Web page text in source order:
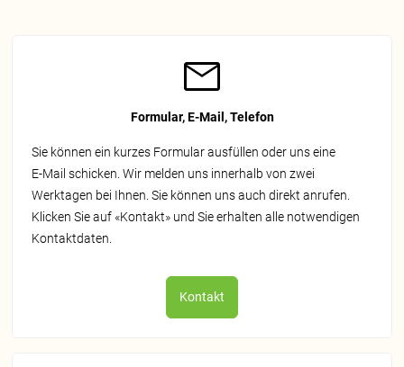
Formular, E-Mail, Telefon
Sie können ein kurzes Formular ausfüllen oder uns eine
E‑Mail schicken. Wir melden uns innerhalb von zwei
Werktagen bei Ihnen. Sie können uns auch direkt anrufen.
Klicken Sie auf «Kontakt» und Sie erhalten alle notwendigen
Kontaktdaten.
Kontakt